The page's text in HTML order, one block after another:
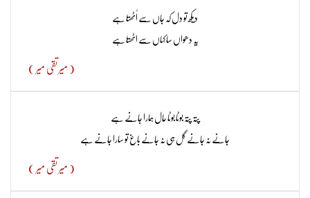
دیکھ تو دل کہ جاں سے اُٹھتا ہے
یہ دھواں سا کہاں سے اٹھتا ہے
( میر تقی میر )
پتہ پتہ بوٹا بوٹا حال ہمارا جانے ہے
جانے نہ جانے گل ہی نہ جانے باغ تو سارا جانے ہے
( میر تقی میر )